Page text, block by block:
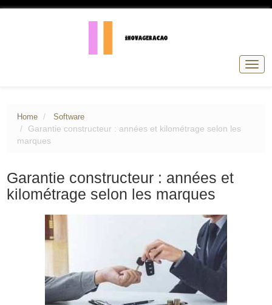
Home Software
Garantie constructeur : années et kilométrage selon les
marques
Garantie constructeur : années et
kilométrage selon les marques